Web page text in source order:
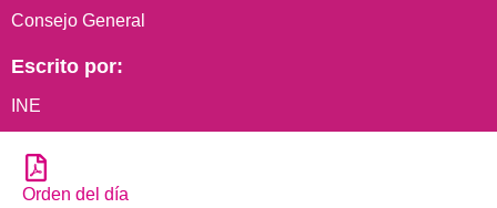
Consejo General
Escrito por:
INE
Orden del día